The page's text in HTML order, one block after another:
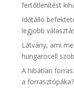
fertőtlenítést
Időtálló
legjobb
Látvány, ami
hungarocell
A hibátlan
a forrasztópáka?